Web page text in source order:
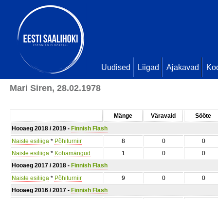
Uudised Liigad Ajakavad
Mari Siren, 28.02.1978
Mänge Väravaid
Sööte
Hooaeg 2018 / 2019 - Finnish Flash
Naiste esiliiga * Põhiturniir 8 0
0
Naiste esiliiga * Kohamängud 1 0
0
Hooaeg 2017 / 2018 - Finnish Flash
Naiste esiliiga * Põhiturniir 9 0
0
Hooaeg 2016 / 2017 - Finnish Flash